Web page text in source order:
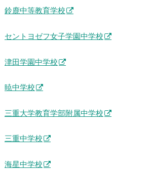
鈴鹿中等教育学校
セントヨゼフ女子学園中学校
津田学園中学校
暁中学校
三重大学教育学部附属中学校
三重中学校
海星中学校